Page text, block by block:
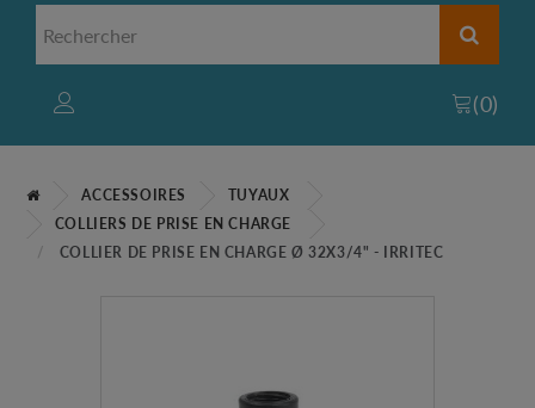
(0)
ACCESSOIRES
TUYAUX
COLLIERS DE PRISE EN CHARGE
COLLIER DE PRISE EN CHARGE Ø 32X3/4" - IRRITEC